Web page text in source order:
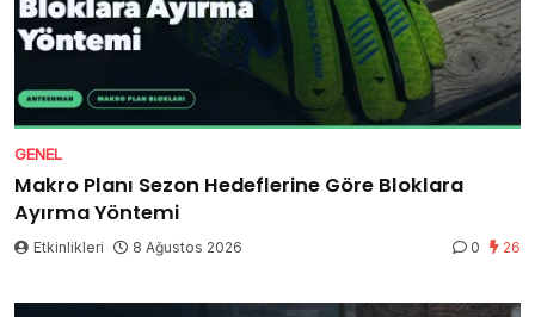
GENEL
Makro Planı Sezon Hedeflerine Göre Bloklara
Ayırma Yöntemi
Etkinlikleri 8 Ağustos 2026 0 26